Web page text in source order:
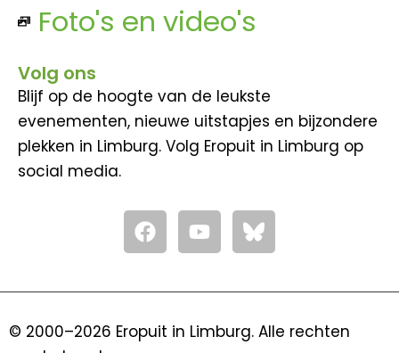
Foto's en video's
Volg ons
Blijf op de hoogte van de leukste
evenementen, nieuwe uitstapjes en bijzondere
plekken in Limburg. Volg Eropuit in Limburg op
social media.
F
a
c
e
o
Y
o
u
t
b
© 2000–2026 Eropuit in Limburg. Alle rechten